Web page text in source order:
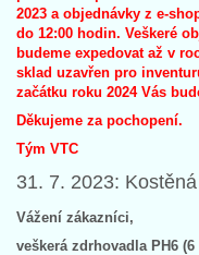
2023 a objednávky z e-
do 12:00 hodin. Veškeré
budeme expedovat až v
sklad uzavřen pro
začátku roku 2024 Vás
Děkujeme za pochopení.
Tým VTC
31. 7. 2023:
Vážení zákazníci,
veškerá zdrhovadla PH6